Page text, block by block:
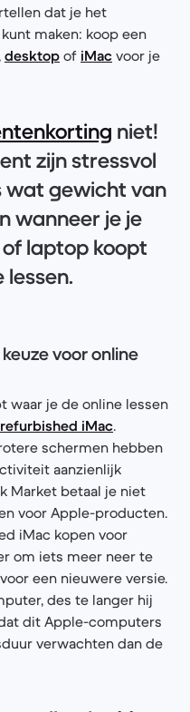
dat je het
maken: koop een
desktop of iMac voor je
niet!
zijn stressvol
wat gewicht van
wanneer je je
laptop koopt
lessen.
voor online
waar je de online lessen
refurbished iMac.
schermen hebben
aanzienlijk
Market betaal je niet
voor Apple-producten.
iMac kopen voor
om iets meer neer te
een nieuwere versie.
des te langer hij
dit Apple-computers
verwachten dan de